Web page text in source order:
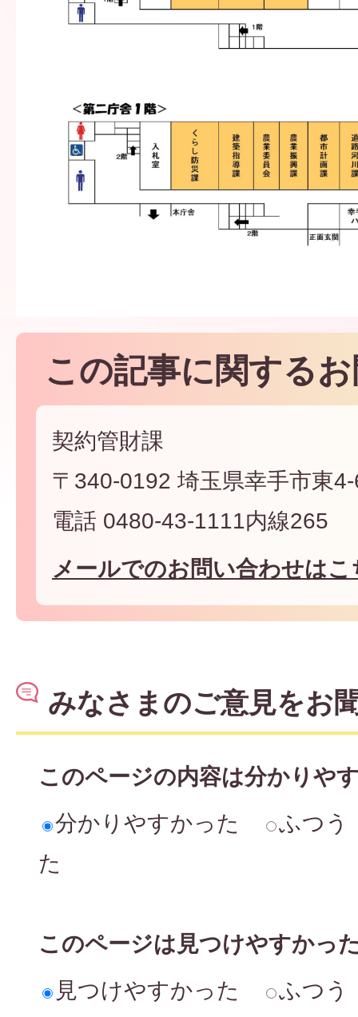
この記事に関する
契約管財課
〒340-0192 埼玉県幸手市東
電話 0480-43-1111内線265
メールでのお問い合わせは
みなさまのご意見をお
このページの内容は分かりや
分かりやすかった
ふつう
た
このページは見つけやすかっ
見つけやすかった
ふつう